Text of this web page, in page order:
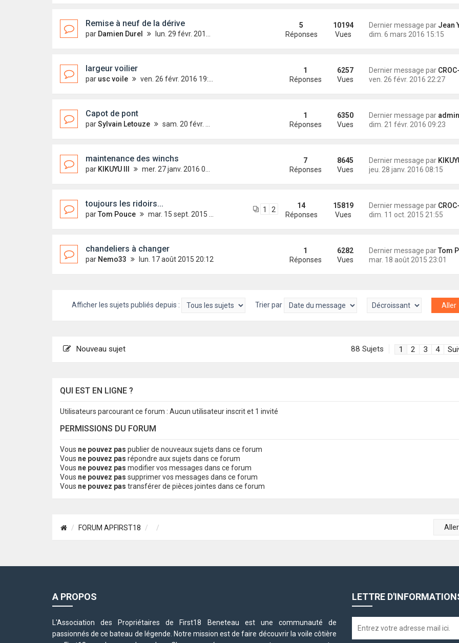
Remise à neuf de la dérive
par Damien Durel lun. 29 févr. 2016 18:37
Dernier message par Jean Yves
dim. 6 mars 2016 15:15
5
Réponses
10194
Vues
largeur voilier
par usc voile ven. 26 févr. 2016 19:48
Dernier message par CROC-
ven. 26 févr. 2016 22:27
1
Réponses
6257
Vues
Capot de pont
parSylvain Letouze sam. 20 févr. 2016 13:55
Dernier message par
dim. 21 févr. 2016 09:23
1
Réponses
6350
Vues
maintenance des winchs
par KIKUYU III mer. 27 janv. 2016 08:38
Dernier message par
jeu. 28 janv. 2016 08:15
7
Réponses
8645
Vues
toujours les ridoirs...
parTom Pouce mar. 15 sept. 2015 20:28
Dernier message par CROC-
dim. 11 oct. 2015 21:55
14
Réponses
15819
Vues
1 2
chandeliers à changer
par Nemo33 lun. 17 août 2015 20:12
Dernier message parTom
mar. 18 août 2015 23:01
1
Réponses
6282
Vues
Afficher les sujets publiés depuis : Trier par
Nouveau sujet 88 Sujets 1 2 3 4
QUI EST EN LIGNE ?
Utilisateurs parcourant ce forum : Aucun utilisateur inscrit et 1 invité
PERMISSIONS DU FORUM
Vous ne pouvez pas publier de nouveaux sujets dans ce forum
Vous ne pouvez pas répondre aux sujets dans ce forum
Vous ne pouvez pas modifier vos messages dans ce forum
Vous ne pouvez pas supprimer vos messages dans ce forum
Vous ne pouvez pas transférer de pièces jointes dans ce forum
FORUM APFIRST18 Aller
A PROPOS
L'Association des Propriétaires de First18 Beneteau est une communauté de
passionnés de ce bateau de légende. Notre mission est de faire découvrir la voile côtière
LETTRE